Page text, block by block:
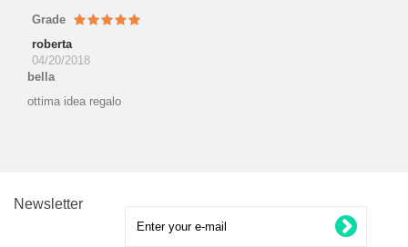
Grade
roberta
04/20/2018
bella
ottima idea regalo
Newsletter